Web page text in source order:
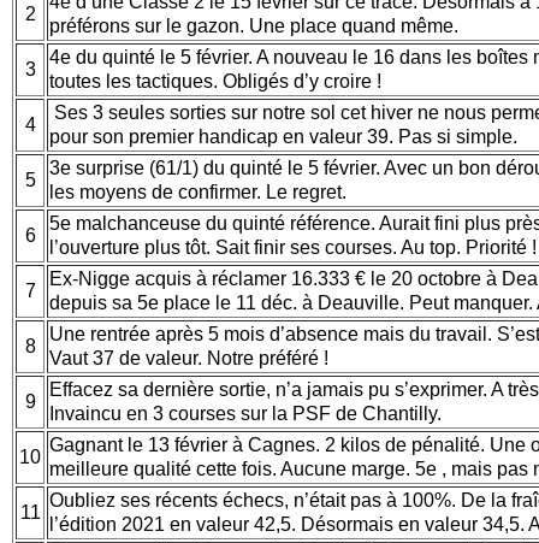
2
préférons sur le gazon. Une place quand même.
3
4e du quinté le 5 février. A nouveau le 16 dans les boîtes
toutes les tactiques. Obligés d’y croire !
4
Ses 3 seules sorties sur notre sol cet hiver ne nous
pour son premier handicap en valeur 39. Pas si simple.
5
3e surprise (61/1) du quinté le 5 février. Avec un bon
les moyens de confirmer. Le regret.
6
5e malchanceuse du quinté référence. Aurait fini plus
l’ouverture plus tôt. Sait finir ses courses. Au top. Priorité
7
Ex-Nigge acquis à réclamer 16.333 € le 20 octobre à
depuis sa 5e place le 11 déc. à Deauville. Peut manquer.
8
Une rentrée après 5 mois d’absence mais du travail.
Vaut 37 de valeur. Notre préféré !
9
Effacez sa dernière sortie, n’a jamais pu s’exprimer. A
Invaincu en 3 courses sur la PSF de Chantilly.
10
Gagnant le 13 février à Cagnes. 2 kilos de pénalité. Une
meilleure qualité cette fois. Aucune marge. 5e , mais pas
11
Oubliez ses récents échecs, n’était pas à 100%. De la
l’édition 2021 en valeur 42,5. Désormais en valeur 34,5.